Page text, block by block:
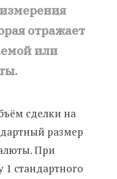
отражает
или
сделки на
размер
При
стандартного